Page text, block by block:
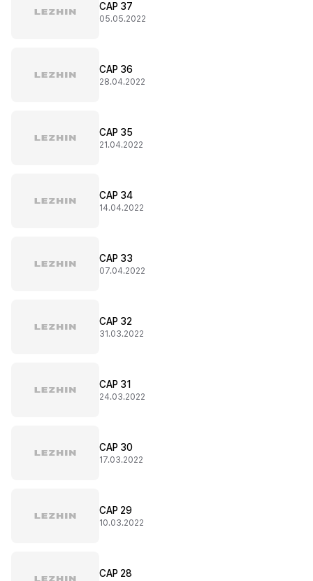
CAP 37
05.05.2022
CAP 36
28.04.2022
CAP 35
21.04.2022
CAP 34
14.04.2022
CAP 33
07.04.2022
CAP 32
31.03.2022
CAP 31
24.03.2022
CAP 30
17.03.2022
CAP 29
10.03.2022
CAP 28